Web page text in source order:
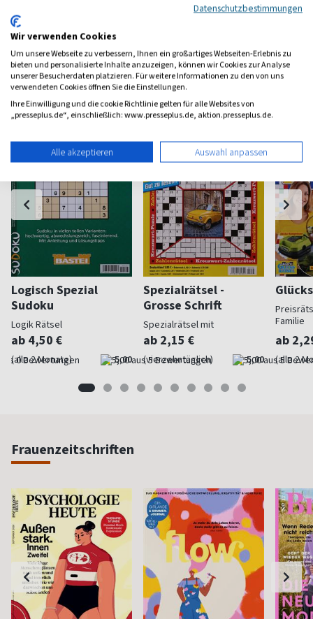
Weitere Raetsel-Magazine
Logisch Spezial
Sudoku
Logik Rätsel
ab 4,50 €
(alle 2 Monate) 5,00
Spezialrätsel -
Grosse Schrift
Spezialrätsel mit
vergrößerter Schrift
ab 2,15 €
(vierzehntäglich) 5,00
Familie
ab
(alle 2
Frauenzeitschriften
Datenschutzbestimmungen
Wir verwenden Cookies
Um unsere Webseite zu verbessern, Ihnen ein großartiges Webseiten-Erlebnis zu
bieten und personalisierte Inhalte anzuzeigen, können wir Cookies zur Analyse
unserer Besucherdaten platzieren. Für weitere Informationen zu den von uns
verwendeten Cookies öffnen Sie die Einstellungen.
Ihre Einwilligung und die cookie Richtlinie gelten für alle Websites von
„presseplus.de“, einschließlich: www.presseplus.de, aktion.presseplus.de.
Alle akzeptieren Auswahl anpassen